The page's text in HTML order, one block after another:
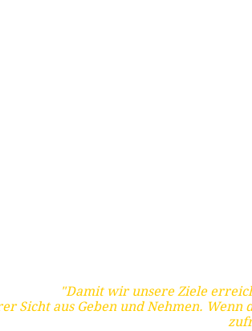
"Damit wir unsere Ziele
Sicht aus Geben und Nehmen.